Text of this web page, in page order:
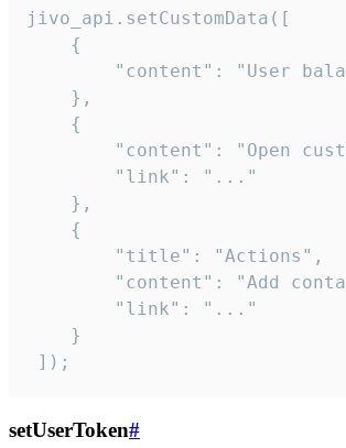
jivo_api.setCustomData([
    {
"content": "User
    },
    {
"content": "Open
        "link": "..."
    },
    {
        "title": "Actions",
"content": "Add
        "link": "..."
    }
]);
setUserToken#